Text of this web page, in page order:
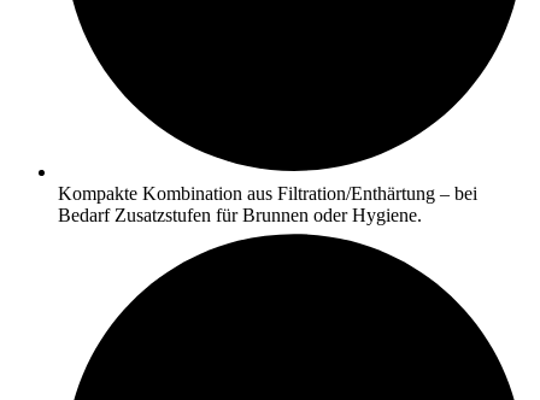
Kompakte Kombination aus Filtration/Enthärtung – bei
Bedarf Zusatzstufen für Brunnen oder Hygiene.